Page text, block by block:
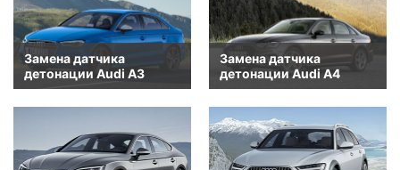
Замена датчика
детонации Audi A3
Замена датчика
детонации Audi A4